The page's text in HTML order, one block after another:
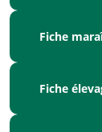
Fiche
Fiche